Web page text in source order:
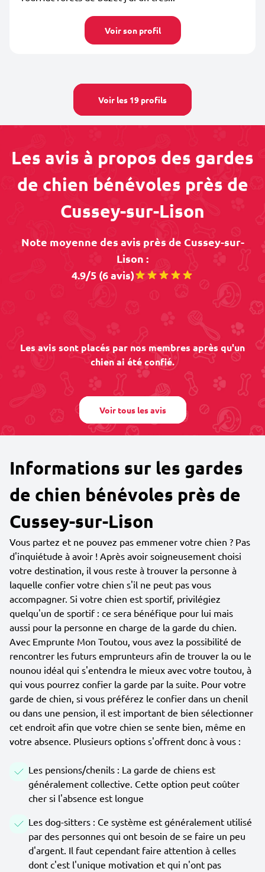
Voir son profil
Voir les 19 profils
Les avis à propos des gardes
de chien bénévoles près de
Cussey-sur-Lison
Note moyenne des avis près de Cussey-sur-
Lison :
4.9/5 (6 avis)
Les avis sont placés par nos membres après qu'un
chien ai été confié.
Voir tous les avis
Informations sur les gardes
de chien bénévoles près de
Cussey-sur-Lison
Vous partez et ne pouvez pas emmener votre chien ? Pas
d'inquiétude à avoir ! Après avoir soigneusement choisi
votre destination, il vous reste à trouver la personne à
laquelle confier votre chien s'il ne peut pas vous
accompagner. Si votre chien est sportif, privilégiez
quelqu'un de sportif : ce sera bénéfique pour lui mais
aussi pour la personne en charge de la garde du chien.
Avec Emprunte Mon Toutou, vous avez la possibilité de
rencontrer les futurs emprunteurs afin de trouver la ou le
nounou idéal qui s'entendra le mieux avec votre toutou, à
qui vous pourrez confier la garde par la suite. Pour votre
garde de chien, si vous préférez le confier dans un chenil
ou dans une pension, il est important de bien sélectionner
cet endroit afin que votre chien se sente bien, même en
votre absence. Plusieurs options s'offrent donc à vous :
Les pensions/chenils : La garde de chiens est
généralement collective. Cette option peut coûter
cher si l'absence est longue
Les dog-sitters : Ce système est généralement utilisé
par des personnes qui ont besoin de se faire un peu
d'argent. Il faut cependant faire attention à celles
dont c'est l'unique motivation et qui n'ont pas